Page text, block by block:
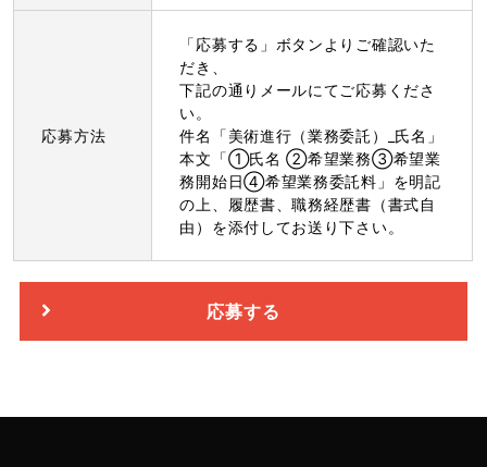
応募方法
「応募する」ボタンよりご確認いた
だき、
下記の通りメールにてご応募くださ
い。
件名「美術進行（業務委託）_氏名」
本文「①氏名 ②希望業務③希望業
務開始日④希望業務委託料」を明記
の上、履歴書、職務経歴書（書式自
由）を添付してお送り下さい。
応募する